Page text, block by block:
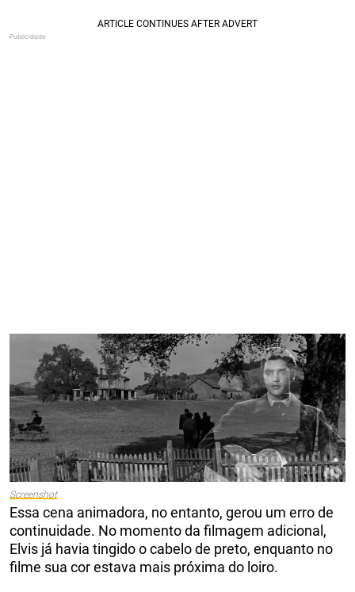
Screenshot
Essa cena animadora, no entanto, gerou um erro de
continuidade. No momento da filmagem adicional,
Elvis já havia tingido o cabelo de preto, enquanto no
filme sua cor estava mais próxima do loiro.